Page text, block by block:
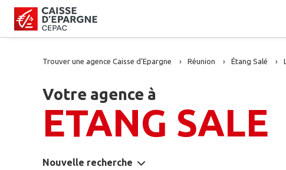
Trouver une agence Caisse d’Epargne Réunion Étang Salé
Votre agence à
ETANG SALE
Nouvelle recherche